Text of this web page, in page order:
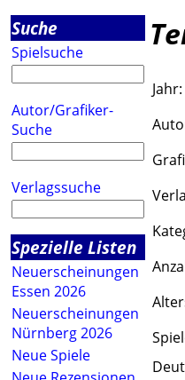
Suche
Spielsuche
Autor/Grafiker-
Suche
Verlagssuche
Spezielle Listen
Neuerscheinungen
Essen 2026
Neuerscheinungen
Nürnberg 2026
Neue Spiele
Jahr: